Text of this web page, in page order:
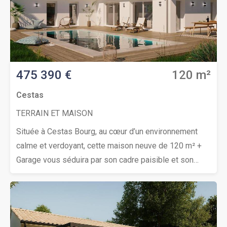
475 390 € 120 m²
Cestas
TERRAIN ET MAISON
Située à Cestas Bourg, au cœur d’un environnement
calme et verdoyant, cette maison neuve de 120 m² +
Garage vous séduira par son cadre paisible et son
ligne.Elle se compose, de 3 grandes
chambres confortables avec un séjour spacieux et
lumineux est largement ouvert sur le jardin exposé